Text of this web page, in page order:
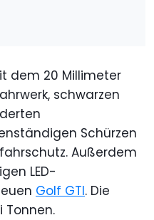
dem 20 Millimeter
schwarzen
Schürzen
Außerdem
LED-
Golf GTI. Die